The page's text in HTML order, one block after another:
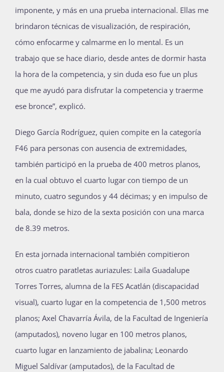
imponente, y más en una prueba internacional. Ellas me
brindaron técnicas de visualización, de respiración,
cómo enfocarme y calmarme en lo mental. Es un
trabajo que se hace diario, desde antes de dormir hasta
la hora de la competencia, y sin duda eso fue un plus
que me ayudó para disfrutar la competencia y traerme
ese bronce”, explicó.
Diego García Rodríguez, quien compite en la categoría
F46 para personas con ausencia de extremidades,
también participó en la prueba de 400 metros planos,
en la cual obtuvo el cuarto lugar con tiempo de un
minuto, cuatro segundos y 44 décimas; y en impulso de
bala, donde se hizo de la sexta posición con una marca
de 8.39 metros.
En esta jornada internacional también compitieron
otros cuatro paratletas auriazules: Laila Guadalupe
Torres Torres, alumna de la FES Acatlán (discapacidad
visual), cuarto lugar en la competencia de 1,500 metros
planos; Axel Chavarría Ávila, de la Facultad de Ingeniería
(amputados), noveno lugar en 100 metros planos,
cuarto lugar en lanzamiento de jabalina; Leonardo
Miguel Saldívar (amputados), de la Facultad de